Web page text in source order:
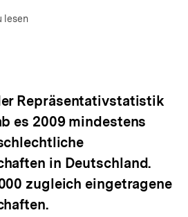
lesen
Repräsentativstatistik
es 2009 mindestens
in Deutschland.
zugleich eingetragene